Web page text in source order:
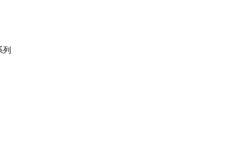
列